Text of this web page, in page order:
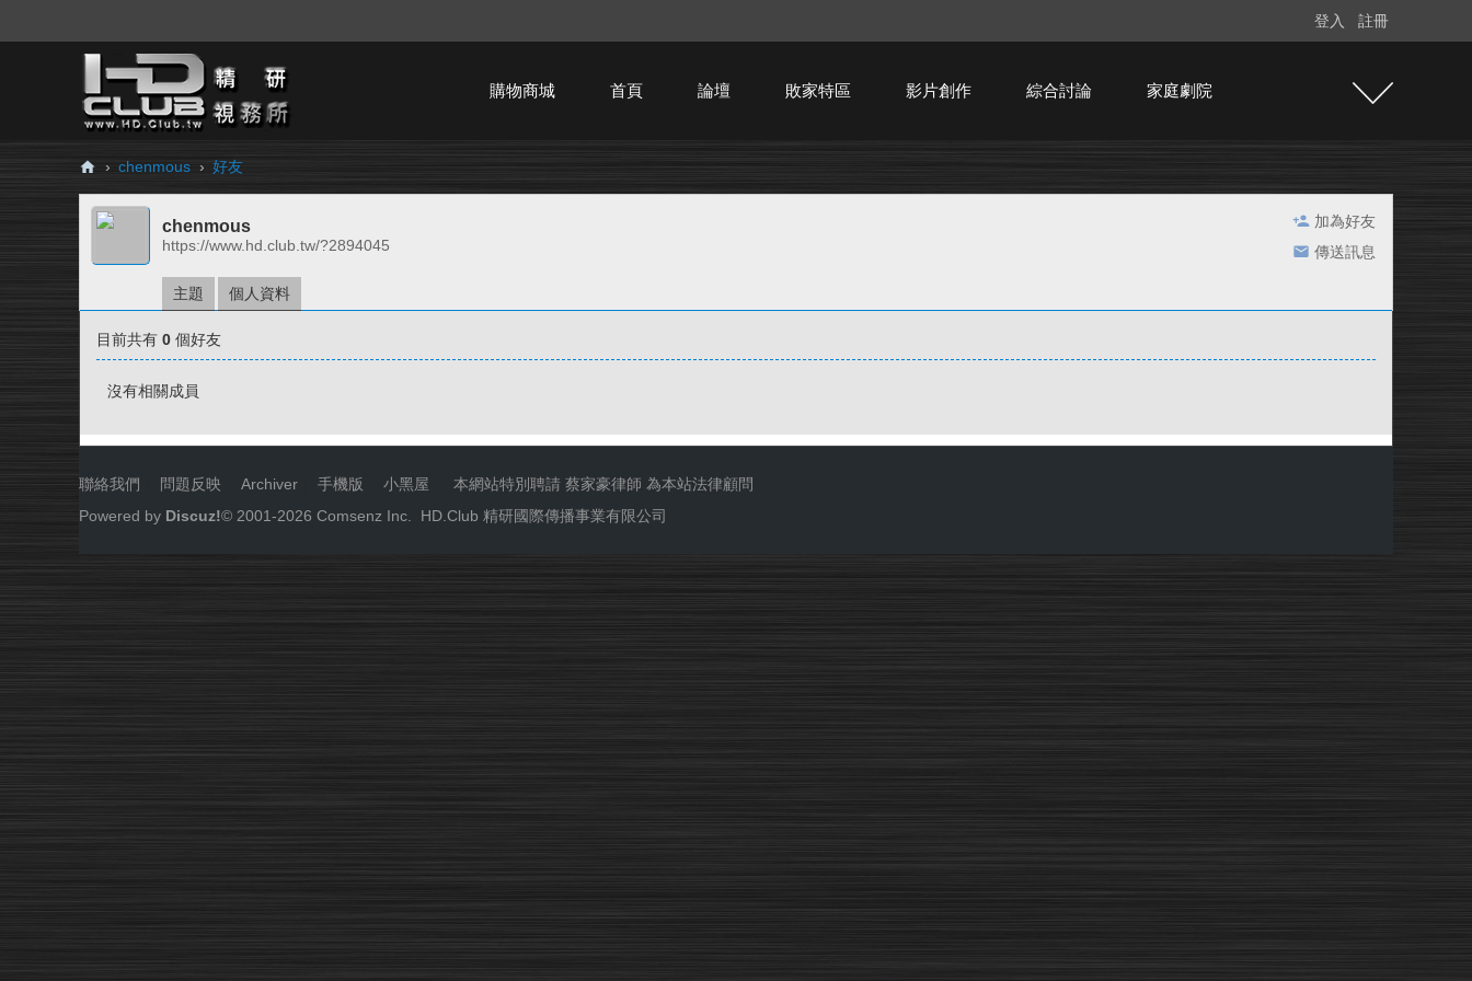
登入 註冊
購物商城 首頁 論壇 敗家特區 影片創作 綜合討論 家庭劇院
H
Cl
所
› chenmous › 好友
加為好友
傳送訊息
chenmous
https://www.hd.club.tw/?2894045
主題 個人資料
目前共有 0 個好友
沒有相關成員
聯絡我們 問題反映 Archiver 手機版 小黑屋 本網站特別聘請 蔡家豪律師 為本站法律顧問
Powered by Discuz!© 2001-2026 Comsenz Inc. HD.Club 精研國際傳播事業有限公司